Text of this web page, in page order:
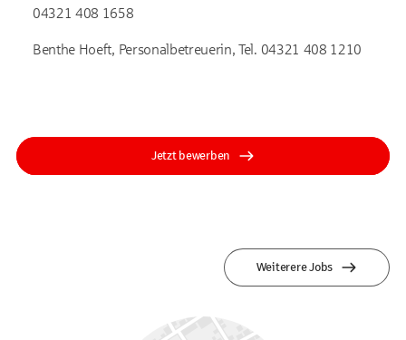
04321 408 1658
Benthe Hoeft, Personalbetreuerin, Tel. 04321 408 1210
Jetzt bewerben
Weiterere Jobs